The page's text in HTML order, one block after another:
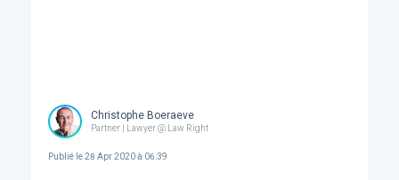
Christophe Boeraeve
Partner | Lawyer @ Law Right
Publié le28 Apr 2020 à 06:39